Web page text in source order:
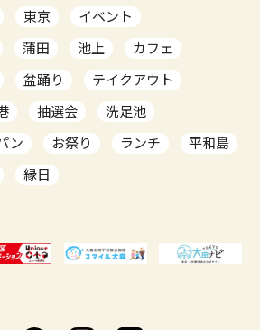
東京
イベント
蒲田 池上
カフェ
盆踊り
テイクアウト
抽選会
洗足池
ン お祭り ランチ
平和島
縁日